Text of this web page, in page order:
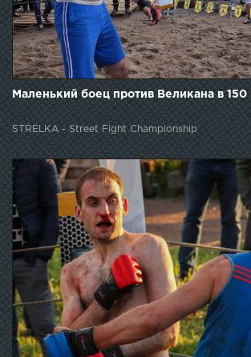
Маленький боец против Великана в 150
STRELKA - Street Fight Championship